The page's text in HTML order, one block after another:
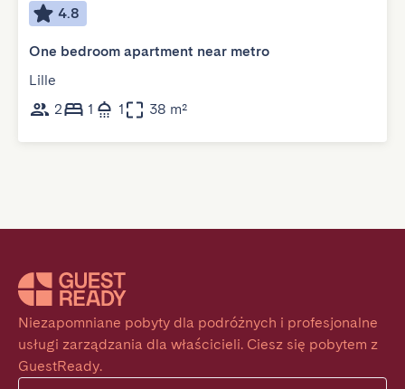
4.8
One bedroom apartment near metro
Lille
2
1 1 38 m²
Niezapomniane pobyty dla podróżnych i profesjonalne
usługi zarządzania dla właścicieli. Ciesz się pobytem z
GuestReady.